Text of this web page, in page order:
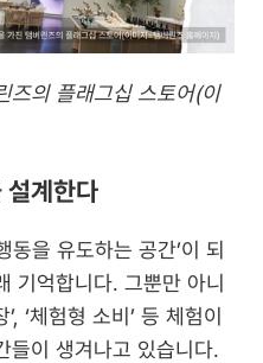
즈의 플래그십 스토어(이
설계한다
동을 유도하는 공간’이 되
기억합니다. 그뿐만 아니
‘체험형 소비’ 등 체험이
들이 생겨나고 있습니다.